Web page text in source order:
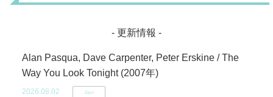
- 更新情報 -
Alan Pasqua, Dave Carpenter, Peter Erskine / The
Way You Look Tonight (2007年)
2026.08.02 Jazz